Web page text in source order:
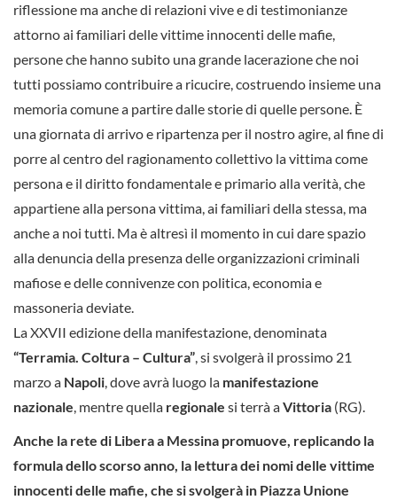
riflessione ma anche di relazioni vive e di testimonianze
attorno ai familiari delle vittime innocenti delle mafie,
persone che hanno subito una grande lacerazione che noi
tutti possiamo contribuire a ricucire, costruendo insieme una
memoria comune a partire dalle storie di quelle persone. È
una giornata di arrivo e ripartenza per il nostro agire, al fine di
porre al centro del ragionamento collettivo la vittima come
persona e il diritto fondamentale e primario alla verità, che
appartiene alla persona vittima, ai familiari della stessa, ma
anche a noi tutti. Ma è altresì il momento in cui dare spazio
alla denuncia della presenza delle organizzazioni criminali
mafiose e delle connivenze con politica, economia e
massoneria deviate.
La XXVII edizione della manifestazione, denominata
“Terramia. Coltura – Cultura”, si svolgerà il prossimo 21
marzo a Napoli, dove avrà luogo la manifestazione
nazionale, mentre quella regionale si terrà aVittoria (RG).
Anche la rete di Libera a Messina promuove, replicando la
formula dello scorso anno, la lettura dei nomi delle vittime
innocenti delle mafie, che si svolgerà in Piazza Unione